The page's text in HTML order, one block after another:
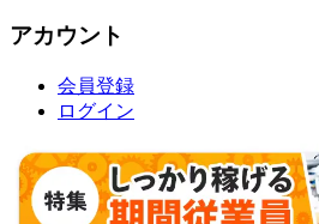
アカウント
会員登録
ログイン